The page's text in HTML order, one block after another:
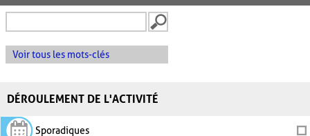
Voir tous les mots-clés
DÉROULEMENT DE L'ACTIVITÉ
Sporadiques